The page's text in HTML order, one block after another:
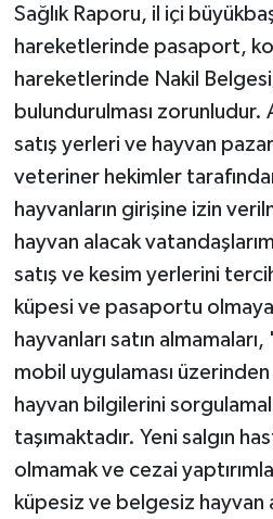
Sağlık Raporu, il içi
hareketlerinde pasaport,
hareketlerinde Nakil
bulundurulması zorunludur.
satış yerleri ve hayvan
veteriner hekimler
hayvanların girişine izin
hayvan alacak
satış ve kesim yerlerini
küpesi ve pasaportu
hayvanları satın
mobil uygulaması üzerinden
hayvan bilgilerini
taşımaktadır. Yeni salgın
olmamak ve cezai
küpesiz ve belgesiz hayvan